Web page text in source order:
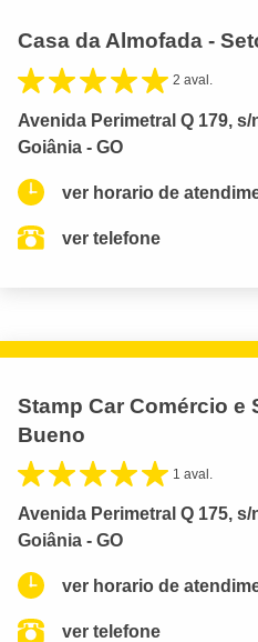
Casa da Almofada -
2 aval.
Avenida Perimetral Q 179,
Goiânia - GO
ver horario de
ver telefone
Stamp Car Comércio e
Bueno
1 aval.
Avenida Perimetral Q 175,
Goiânia - GO
ver horario de
ver telefone